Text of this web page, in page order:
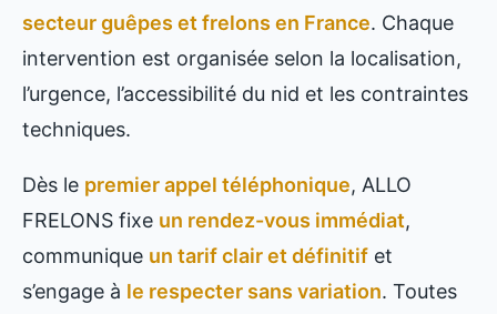
secteur guêpes et frelons en France. Chaque
intervention est organisée selon la localisation,
l’urgence, l’accessibilité du nid et les contraintes
techniques.
Dès le premier appel téléphonique, ALLO
FRELONS fixe un rendez-vous immédiat,
communique un tarif clair et définitif et
s’engage à le respecter sans variation. Toutes